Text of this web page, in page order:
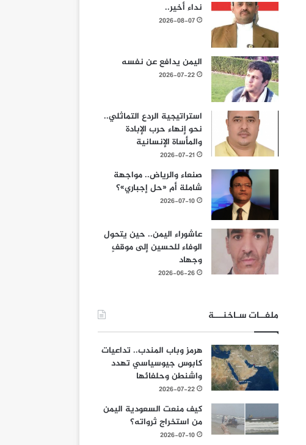
نداء أخير..
2026-08-07
اليمن يدافع عن نفسه
2026-07-22
استراتيجية الردع التماثلي..
نحو إنهاء حرب الإبادة
والمأساة الإنسانية
2026-07-21
صنعاء والرياض.. مواجهة
شاملة أم «حل إجباري»؟
2026-07-10
عاشوراء اليمن.. حين يتحول
الوفاء للحسين إلى موقفٍ
وجهاد
2026-06-26
ملفــات سـاخنـــة
هرمز وباب المندب.. تداعيات
كابوس جيوسياسي تهدد
واشنطن وحلفائها
2026-07-22
كيف منعت السعودية اليمن
من استخراج ثرواته؟
2026-07-10